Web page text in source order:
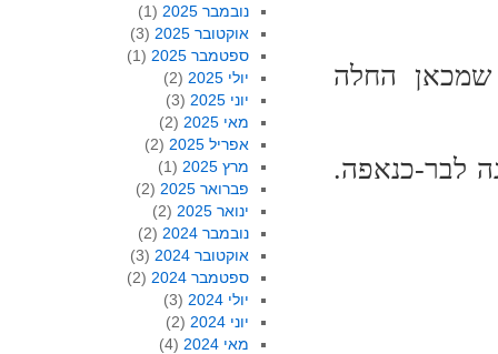
החלה
לבר-כנאפה.
נובמבר 2025
(1)
אוקטובר 2025
(3)
ספטמבר 2025
(1)
יולי 2025
(2)
יוני 2025
(3)
מאי 2025
(2)
אפריל 2025
(2)
מרץ 2025
(1)
פברואר 2025
(2)
ינואר 2025
(2)
נובמבר 2024
(2)
אוקטובר 2024
(3)
ספטמבר 2024
(2)
יולי 2024
(3)
יוני 2024
(2)
מאי 2024
(4)